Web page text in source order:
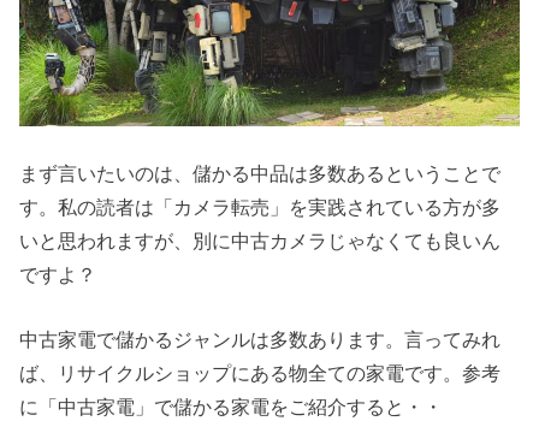
まず言いたいのは、儲かる中品は多数あるということで
す。私の読者は「カメラ転売」を実践されている方が多
いと思われますが、別に中古カメラじゃなくても良いん
ですよ？
中古家電で儲かるジャンルは多数あります。言ってみれ
ば、リサイクルショップにある物全ての家電です。参考
に「中古家電」で儲かる家電をご紹介すると・・